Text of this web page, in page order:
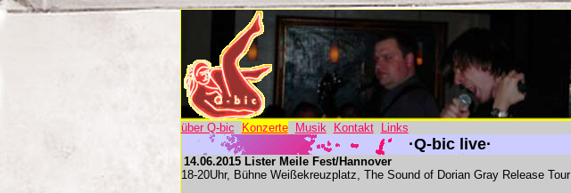
über Q-bic Konzerte Musik Kontakt Links
·Q-bic live·
14.06.2015 Lister Meile Fest/Hannover
18-20Uhr, Bühne Weißekreuzplatz, The Sound of Dorian Gray Release Tour